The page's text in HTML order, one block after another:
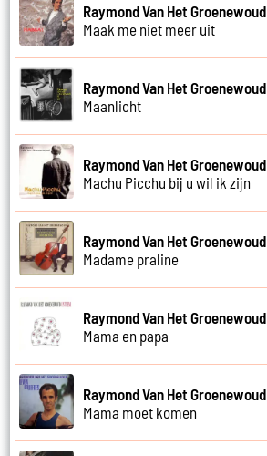
Raymond Van Het Groenewoud
Maak me niet meer uit
Raymond Van Het Groenewoud
Maanlicht
Raymond Van Het Groenewoud
Machu Picchu bij u wil ik zijn
Raymond Van Het Groenewoud
Madame praline
Raymond Van Het Groenewoud
Mama en papa
Raymond Van Het Groenewoud
Mama moet komen